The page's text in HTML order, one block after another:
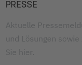
PRESSE
Aktuelle
und Lösungen
Sie hier.